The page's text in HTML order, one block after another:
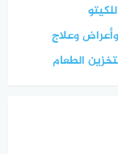
وعلاج
الطعام